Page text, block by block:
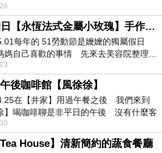
51悠閒日【永恆法式金屬小玫瑰】手作初體驗
每年的 51勞動節是嬤嬤的獨屬假日
媽自己喜歡的事情 先來去美容院整理...
後咖啡館【風徐徐】
在【井家】用過午餐之後 我們來到
】喝咖啡聊是非平日的午後 沒有什麼客
Tea House】清新簡約的蔬食餐廳